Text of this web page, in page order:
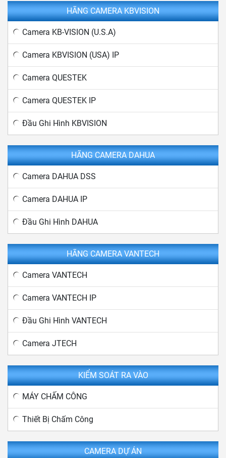
HÃNG CAMERA KBVISION
Camera KB-VISION (U.S.A)
Camera KBVISION (USA) IP
Camera QUESTEK
Camera QUESTEK IP
Đầu Ghi Hình KBVISION
HÃNG CAMERA DAHUA
Camera DAHUA DSS
Camera DAHUA IP
Đầu Ghi Hình DAHUA
HÃNG CAMERA VANTECH
Camera VANTECH
Camera VANTECH IP
Đầu Ghi Hình VANTECH
Camera JTECH
KIỂM SOÁT RA VÀO
MÁY CHẤM CÔNG
Thiết Bị Chấm Công
CAMERA DỰ ÁN